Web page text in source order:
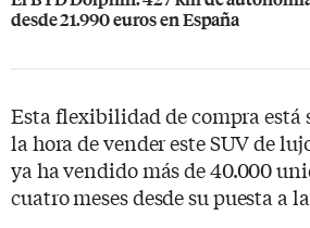
desde 21.990 euros en España
Esta flexibilidad de compra está
la hora de vender este SUV de
ya ha vendido más de 40.000
cuatro meses desde su puesta a